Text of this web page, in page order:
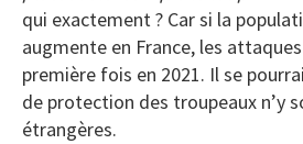
qui exactement ? Car si la
augmente en France, les
première fois en 2021. Il se
de protection des troupeaux n’y
étrangères.